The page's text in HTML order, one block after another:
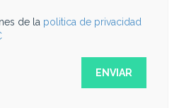
de la politica de privacidad